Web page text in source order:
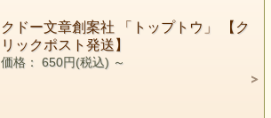
クドー文章創案社 「トップトウ」 【ク
リックポスト発送】
価格： 650円(税込) ～